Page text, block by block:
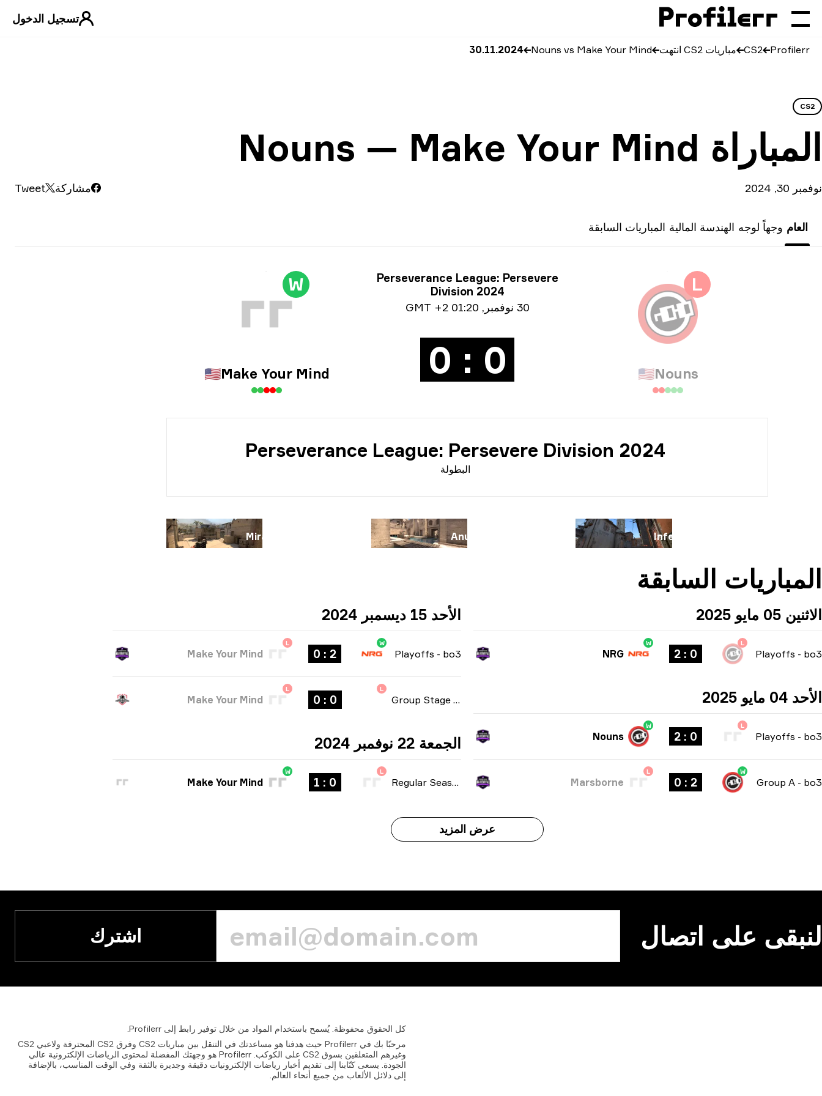
تسجيل الدخول
Profilerr
CS2 مباريات CS2 انتهت Nouns vs Make Your Mind
30.11.2024
CS2
المباراة Nouns — Make Your Mind
نوفمبر 30, 2024 مشاركة Tweet
العام وجهاً لوجه الهندسة المالية المباريات السابقة
معلومات البطولة
Perseverance League: Persevere
Division 2024
معلومات التاريخ
30 نوفمبر ,
01:20 GMT +2
L
Nouns
🇺🇸
0 : 0
W
Make Your Mind
🇺🇸
البطولة
Perseverance League: Persevere Division 2024
Inferno
Anubis
Mirage
المباريات السابقة
الاثنين 05 مايو 2025
Playoffs - bo3
L
0 : 2
W
NRG
الأحد 04 مايو 2025
Playoffs - bo3
L
0 : 2
W
Nouns
Group A - bo3
W
2 : 0
L
Marsborne
الأحد 15 ديسمبر 2024
Playoffs - bo3
W
2 : 0
L
Make Your Mind
Group Stage
L
0 : 0
L
Make Your Mind
الجمعة 22 نوفمبر 2024
Regular Season bo1
L
0 : 1
W
Make Your Mind
عرض المزيد
لنبقى على اتصال اشترك
كل الحقوق محفوظة. يُسمح باستخدام المواد من خلال توفير رابط إلى Profilerr.
مرحبًا بك في Profilerr حيث هدفنا هو مساعدتك في التنقل بين مباريات CS2 وفرق CS2 المحترفة ولاعبي CS2
وغيرهم المتعلقين بسوق CS2 على الكوكب. Profilerr هو وجهتك المفضلة لمحتوى الرياضات الإلكترونية عالي
الجودة. يسعى كتّابنا إلى تقديم أخبار رياضات الإلكترونيات دقيقة وجديرة بالثقة وفي الوقت المناسب، بالإضافة
إلى دلائل الألعاب من جميع أنحاء العالم.